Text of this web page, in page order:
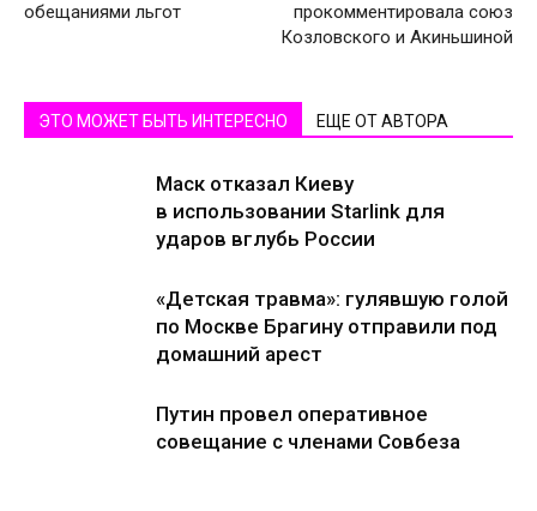
обещаниями льгот
прокомментировала союз
Козловского и Акиньшиной
ЭТО МОЖЕТ БЫТЬ ИНТЕРЕСНО ЕЩЕ ОТ АВТОРА
Маск отказал Киеву
в использовании Starlink для
ударов вглубь России
«Детская травма»: гулявшую голой
по Москве Брагину отправили под
домашний арест
Путин провел оперативное
совещание с членами Совбеза